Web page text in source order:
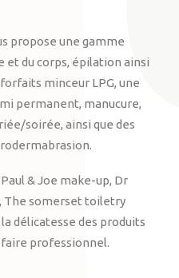
propose une gamme
et du corps, épilation ainsi
minceur LPG, une
permanent, manucure,
soirée, ainsi que des
& Joe make-up, Dr
The somerset toiletry
délicatesse des produits
professionnel.